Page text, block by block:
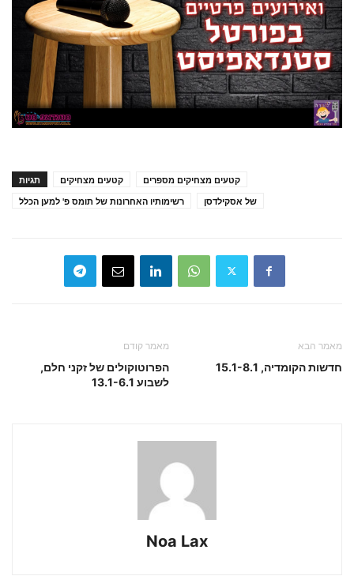
תגיות קטעים מצחיקים
קטעים מצחיקים מספרים
רשימותיו האחרונות של תומס פ' למען הכלל
של אסקילדסן
מאמר קודם
הפרוטוקולים של זקני חלם,
לשבוע 13.1-6.1
מאמר הבא
חדשות הקומדיה, 15.1-8.1
Noa Lax